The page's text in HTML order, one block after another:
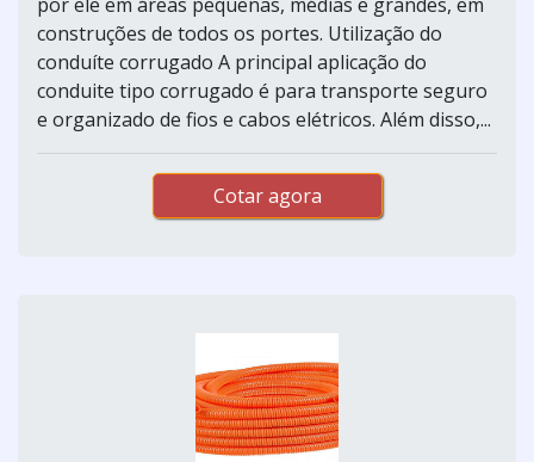
construções de todos os portes. Utilização do
conduíte corrugado A principal aplicação do
conduite tipo corrugado é para transporte seguro
e organizado de fios e cabos elétricos. Além disso,...
Cotar agora